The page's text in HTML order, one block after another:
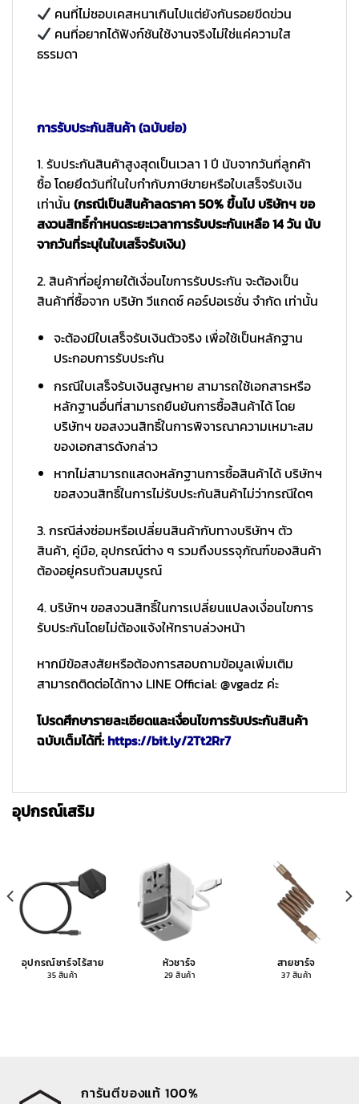
คนที่ไม่ชอบเคสหนาเกินไปแต่ยังกันรอยขีดข่วน
คนที่อยากได้ฟังก์ชันใช้งานจริงไม่ใช่แค่ความใส
ธรรมดา
การรับประกันสินค้า (ฉบับย่อ)
1. รับประกันสินค้าสูงสุดเป็นเวลา 1 ปี นับจากวันที่ลูกค้า
ซื้อ โดยยึดวันที่ในใบกำกับภาษีขายหรือใบเสร็จรับเงิน
เท่านั้น (กรณีเป็นสินค้าลดราคา 50% ขึ้นไป บริษัทฯ ขอ
สงวนสิทธิ์กำหนดระยะเวลาการรับประกันเหลือ 14 วัน นับ
จากวันที่ระบุในใบเสร็จรับเงิน)
2. สินค้าที่อยู่ภายใต้เงื่อนไขการรับประกัน จะต้องเป็น
สินค้าที่ซื้อจาก บริษัท วีแกดซ์ คอร์ปอเรชั่น จำกัด เท่านั้น
จะต้องมีใบเสร็จรับเงินตัวจริง เพื่อใช้เป็นหลักฐาน
ประกอบการรับประกัน
กรณีใบเสร็จรับเงินสูญหาย สามารถใช้เอกสารหรือ
หลักฐานอื่นที่สามารถยืนยันการซื้อสินค้าได้ โดย
บริษัทฯ ขอสงวนสิทธิ์ในการพิจารณาความเหมาะสม
ของเอกสารดังกล่าว
หากไม่สามารถแสดงหลักฐานการซื้อสินค้าได้ บริษัทฯ
ขอสงวนสิทธิ์ในการไม่รับประกันสินค้าไม่ว่ากรณีใดๆ
3. กรณีส่งซ่อมหรือเปลี่ยนสินค้ากับทางบริษัทฯ ตัว
สินค้า, คู่มือ, อุปกรณ์ต่าง ๆ รวมถึงบรรจุภัณฑ์ของสินค้า
ต้องอยู่ครบถ้วนสมบูรณ์
4. บริษัทฯ ขอสงวนสิทธิ์ในการเปลี่ยนแปลงเงื่อนไขการ
รับประกันโดยไม่ต้องแจ้งให้ทราบล่วงหน้า
หากมีข้อสงสัยหรือต้องการสอบถามข้อมูลเพิ่มเติม
สามารถติดต่อได้ทาง LINE Official: @vgadz ค่ะ
โปรดศึกษารายละเอียดและเงื่อนไขการรับประกันสินค้า
ฉบับเต็มได้ที่:https://bit.ly/2Tt2Rr7
อุปกรณ์เสริม
อุปกรณ์ชาร์จไร้สาย
35 สินค้า
หัวชาร์จ
29 สินค้า
สายชาร์จ
37 สินค้า
การันตีของแท้ 100%